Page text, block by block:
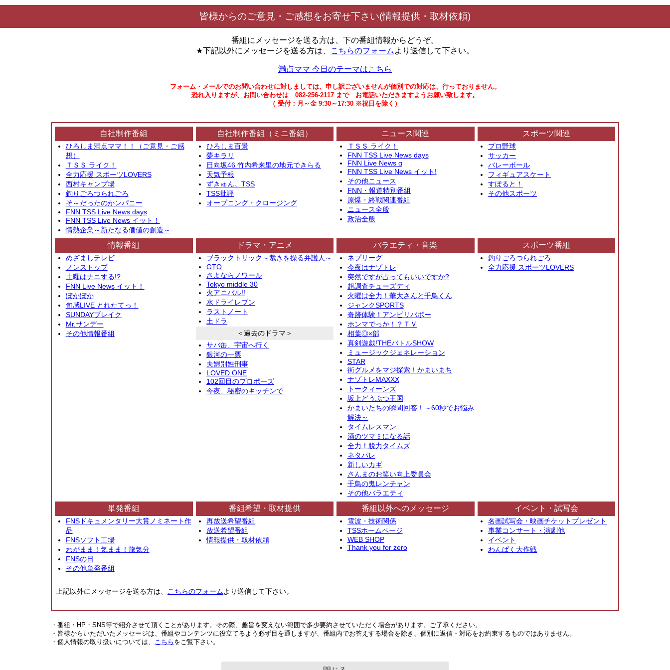
皆様からのご意見・ご感想をお寄せ下さい(情報提供・取材依頼)
番組にメッセージを送る方は、下の番組情報からどうぞ。
★下記以外にメッセージを送る方は、
こちらのフォーム より送信して下さい。
満点ママ 今日のテーマはこちら
フォーム・メールでのお問い合わせに対しましては、申し訳ございませんが個別での対応は、行っておりません。
恐れ入りますが、お問い合わせは 082-256-2117 まで お電話いただきますようお願い致します。
（ 受付：月～金 9:30～17:30 ※祝日を除く）
自社制作番組
ひろしま満点ママ！！（ご意見・ご感
想）
ＴＳＳ ライク！
全力応援 スポーツLOVERS
西村キャンプ場
釣りごろつられごろ
そ～だったのかンパニー
FNN TSS Live News days
FNN TSS Live News イット！
情熱企業～新たなる価値の創造～
自社制作番組（ミニ番組）
ひろしま百景
夢キラリ
日向坂46 竹内希来里の地元できらる
天気予報
ずきゅん。TSS
TSS批評
オープニング・クロージング
ニュース関連
ＴＳＳ ライク！
FNN TSS Live News days
FNN Live News α
FNN TSS Live News イット!
その他ニュース
FNN・報道特別番組
原爆・終戦関連番組
ニュース全般
政治全般
スポーツ関連
プロ野球
サッカー
バレーボール
フィギュアスケート
すぽると！
その他スポーツ
情報番組
めざましテレビ
ノンストップ
土曜はナニする!?
FNN Live News イット！
ぽかぽか
旬感LIVE とれたてっ！
SUNDAYブレイク
Mr.サンデー
その他情報番組
ドラマ・アニメ
ブラックトリック～裁きを操る弁護人～
GTO
さよならノワール
Tokyo middle 30
火アニバル!!
水ドライレブン
ラストノート
土ドラ
＜過去のドラマ＞
サバ缶、宇宙へ行く
銀河の一票
夫婦別姓刑事
LOVED ONE
102回目のプロポーズ
今夜、秘密のキッチンで
バラエティ・音楽
ネプリーグ
今夜はナゾトレ
突然ですが占ってもいいですか?
超調査チューズディ
火曜は全力！華大さんと千鳥くん
ジャンクSPORTS
奇跡体験！アンビリバボー
ホンマでっか！？ＴＶ
相葉◎×部
真剣遊戯!THEバトルSHOW
ミュージックジェネレーション
STAR
街グルメをマジ探索！かまいまち
ナゾトレMAXXX
トークィーンズ
坂上どうぶつ王国
かまいたちの瞬間回答！～60秒でお悩み
解決～
タイムレスマン
酒のツマミになる話
全力！脱力タイムズ
ネタパレ
新しいカギ
さんまのお笑い向上委員会
千鳥の鬼レンチャン
その他バラエティ
スポーツ番組
釣りごろつられごろ
全力応援 スポーツLOVERS
単発番組
FNSドキュメンタリー大賞ノミネート作
品
FNSソフト工場
わがまま！気まま！旅気分
FNSの日
その他単発番組
番組希望・取材提供
再放送希望番組
放送希望番組
情報提供・取材依頼
番組以外へのメッセージ
電波・技術関係
TSSホームページ
WEB SHOP
Thank you for zero
イベント・試写会
名画試写会・映画チケットプレゼント
事業コンサート・演劇他
イベント
わんぱく大作戦
上記以外にメッセージを送る方は、 こちらのフォームより送信して下さい。
・番組・HP・SNS等で紹介させて頂くことがあります。その際、趣旨を変えない範囲で多少要約させていただく場合があります。ご了承ください。
・皆様からいただいたメッセージは、番組やコンテンツに役立てるよう必ず目を通しますが、番組内でお答えする場合を除き、個別に返信・対応をお約束するものではありません。
・個人情報の取り扱いについては、
こちら をご覧下さい。